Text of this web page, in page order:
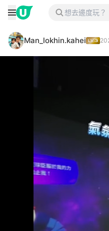
Man_lokhin.kahei